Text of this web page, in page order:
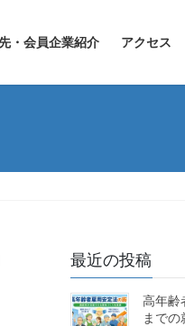
・会員企業紹介 アクセス
最近の投稿
高年齢
までの